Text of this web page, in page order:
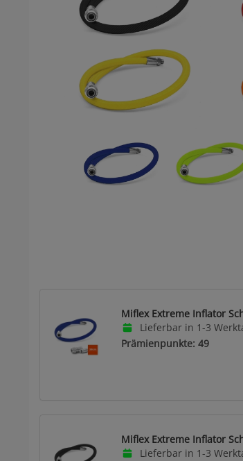
Miflex Extreme Inflator
Lieferbar in 1-3
Prämienpunkte: 49
Miflex Extreme Inflator
Lieferbar in 1-3